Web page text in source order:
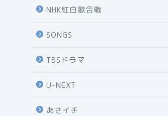
NHK紅白歌合戦
SONGS
TBSドラマ
U-NEXT
あさイチ